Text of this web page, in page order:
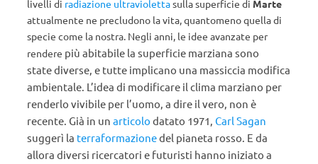
livelli di radiazione ultraviolettasulla superficie di Marte
attualmente ne precludono la vita, quantomeno quella di
specie come la nostra. Negli anni, le idee avanzate per
rendere più abitabile la superficie marziana sono
statediverse, e tutte implicano una massiccia modifica
ambientale. L’idea di modificare il clima marziano per
renderlo vivibile per l’uomo, a dire il vero, non è
recente. Già in un articolo datato 1971, Carl Sagan
suggerì la terraformazionedel pianeta rosso. E da
allora diversi ricercatori e futuristi hanno iniziato a